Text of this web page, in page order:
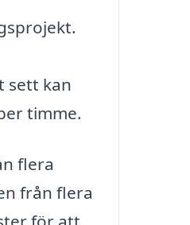
sett kan
timme.
flera
från flera